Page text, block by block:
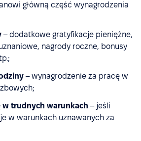
główną część wynagrodzenia
– dodatkowe gratyfikacje pieniężne,
nagrody roczne, bonusy
– wynagrodzenie za pracę w
w trudnych warunkach – jeśli
w warunkach uznawanych za